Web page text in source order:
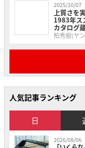
2025/10/07
上質さを
1983年ス
カタログ
柏秀樹(ヤ
人気記事ランキング
日
2026/08/06